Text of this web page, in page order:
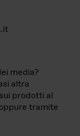
media?
altra
prodotti al
tramite